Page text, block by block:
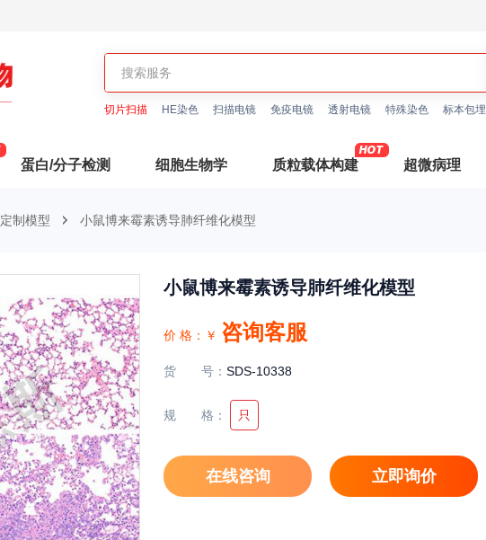
切片扫描 HE染色 扫描电镜 免疫电镜 透射电镜 特殊染色 标本包埋
蛋白/分子检测 细胞生物学 质粒载体构建 超微病理
定制模型 小鼠博来霉素诱导肺纤维化模型
小鼠博来霉素诱导肺纤维化模型
价 格： ￥ 咨询客服
货号 ： SDS-10338
规格 ： 只
在线咨询 立即询价